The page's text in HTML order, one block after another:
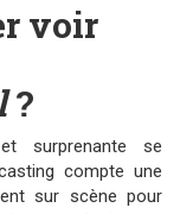
voir
?
surprenante se
compte une
sur scène pour